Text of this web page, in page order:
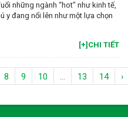
những ngành “hot” như kinh tế,
y đang nổi lên như một lựa chọn
[+]CHI TIẾT
8 9 10 ... 13 14 ›